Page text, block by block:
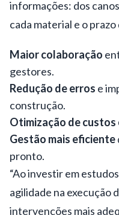
informações: dos
cada material e o
Maior colaboração
gestores.
Redução de erros e
construção.
Otimização de custos
Gestão mais eficiente
pronto.
“Ao investir em
agilidade na execução
intervenções mais